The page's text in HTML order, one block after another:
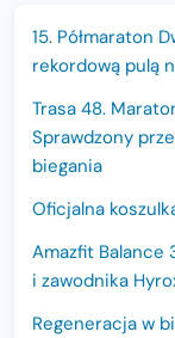
15. Półmaraton
rekordową pulą
Trasa 48.
Sprawdzony
biegania
Oficjalna
Amazfit Balance
i zawodnika
Regeneracja w